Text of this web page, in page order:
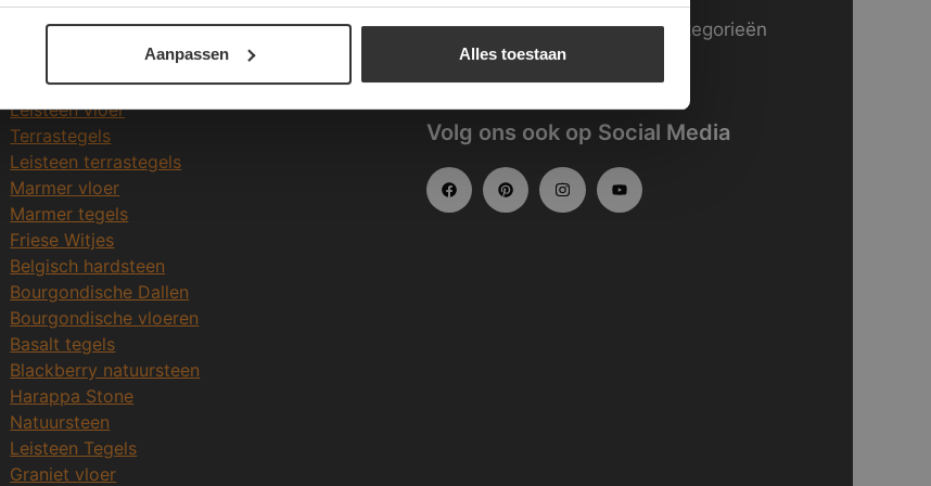
Aanpassen Alles toestaan
Meeste Gezochte Natuursteen
Natuursteen vloeren
Leisteen vloer
Terrastegels
Leisteen terrastegels
Marmer vloer
Marmer tegels
Friese Witjes
Belgisch hardsteen
Bourgondische Dallen
Bourgondische vloeren
Basalt tegels
Blackberry natuursteen
Harappa Stone
Natuursteen
Leisteen Tegels
Graniet vloer
Bekijkhieronze website in categorieën
ingedeeld.
Volg ons ook op Social Media